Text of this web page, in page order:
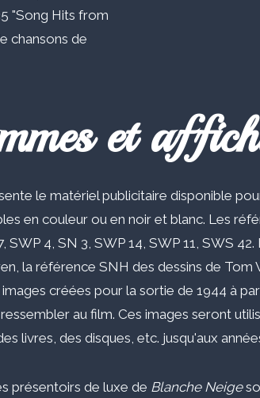
"Song Hits from
chansons de
et
le matériel publicitaire disponible
en couleur ou en noir et blanc. Les
SWP 4, SN 3, SWP 14, SWP 11, SWS
la référence SNH des dessins de
créées pour la sortie de 1944 à
au film. Ces images seront
livres, des disques, etc. jusqu'aux
présentoirs de luxe de Blanche Neige